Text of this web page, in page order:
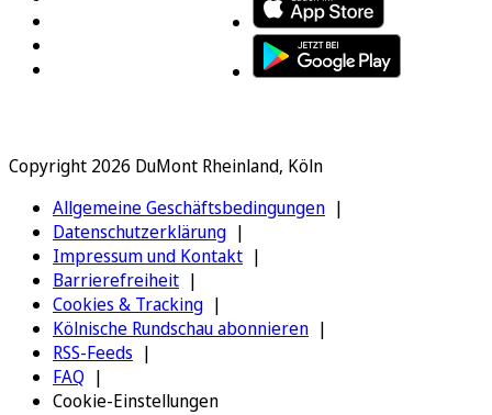
Copyright 2026 DuMont Rheinland, Köln
Allgemeine Geschäftsbedingungen
Datenschutzerklärung
Impressum und Kontakt
Barrierefreiheit
Cookies & Tracking
Kölnische Rundschau abonnieren
RSS-Feeds
FAQ
Cookie-Einstellungen